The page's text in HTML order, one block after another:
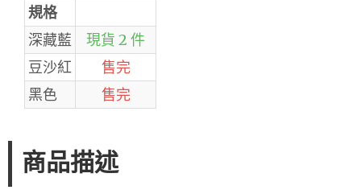
規格
深藏藍
現貨 2 件
豆沙紅
售完
黑色
售完
商品描述